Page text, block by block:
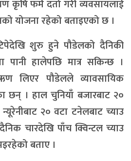
कृषि फर्म दर्ता गरी व्यवसायलाई
योजना रहेको बताइएको छ ।
शुरु हुने पौडेलको दैनिकी
पानी हालेपछि मात्र सकिन्छ ।
लिएर पौडेलले व्यावसायिक
छन् । हाल चुनियाँ बजारबाट २०
२० वटा टनेलबाट च्याउ
चारदेखि पाँच क्विन्टल च्याउ
बताए ।